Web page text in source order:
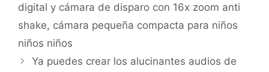
digital y cámara de disparo con 16x zoom anti
shake, cámara pequeña compacta para niños
niños niños
Ya puedes crear los alucinantes audios de